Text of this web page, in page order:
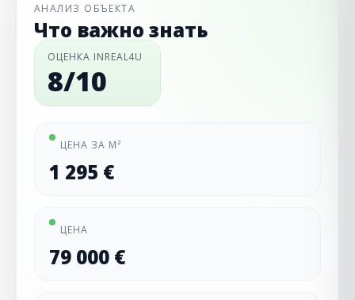
АНАЛИЗ ОБЪЕКТА
Что важно знать
ОЦЕНКА INREAL4U
8/10
ЦЕНА ЗА М²
1 295 €
ЦЕНА
79 000 €